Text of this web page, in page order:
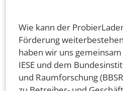
Wie kann der
Förderung
haben wir uns
IESE und dem
und Raumforschung